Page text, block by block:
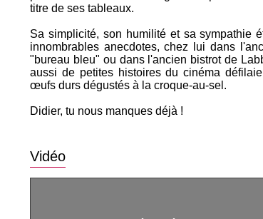
titre de ses tableaux.
Sa simplicité, son humilité et sa sympathie
innombrables anecdotes, chez lui dans
"bureau bleu" ou dans l'ancien bistrot de
aussi de petites histoires du cinéma
œufs durs dégustés à la croque-au-sel.
Didier, tu nous manques déjà !
Vidéo